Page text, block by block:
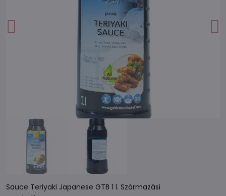
Sauce Teriyaki Japanese GTB 1 l. Származási